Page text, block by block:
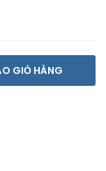
GIỎ HÀNG